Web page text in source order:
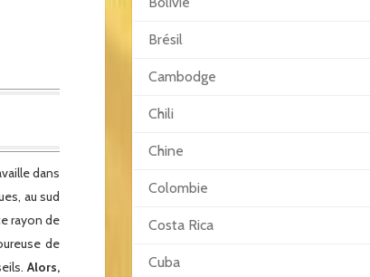
dans
au sud
rayon de
de
Alors,
Brésil
Cambodge
Chili
Chine
Colombie
Costa Rica
Cuba